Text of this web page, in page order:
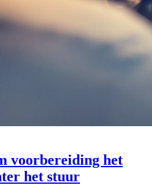
voorbereiding het
het stuur